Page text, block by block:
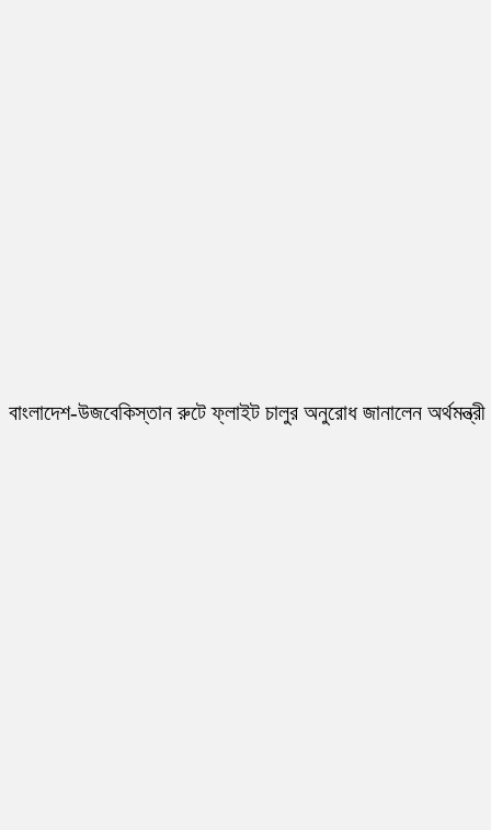
বাংলাদেশ-উজবেকিস্তান রুটে ফ্লাইট চালুর অনুরোধ জানালেন অর্থমন্ত্রী